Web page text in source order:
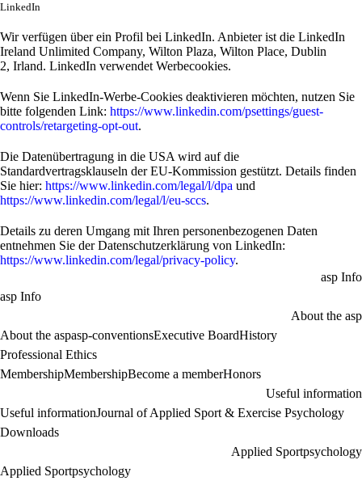
LinkedIn
Wir verfügen über ein Profil bei LinkedIn. Anbieter ist die LinkedIn
Ireland Unlimited Company, Wilton Plaza, Wilton Place, Dublin
2, Irland. LinkedIn verwendet Werbecookies.
Wenn Sie LinkedIn-Werbe-Cookies deaktivieren möchten, nutzen Sie
bitte folgenden Link: https://www.linkedin.com/psettings/guest-
controls/retargeting-opt-out.
Die Datenübertragung in die USA wird auf die
Standardvertragsklauseln der EU-Kommission gestützt. Details finden
Sie hier: https://www.linkedin.com/legal/l/dpa und
https://www.linkedin.com/legal/l/eu-sccs.
Details zu deren Umgang mit Ihren personenbezogenen Daten
entnehmen Sie der Datenschutzerklärung von LinkedIn:
https://www.linkedin.com/legal/privacy-policy.
asp Info
asp Info
About the asp
About the aspasp-conventionsExecutive BoardHistory
Professional Ethics
MembershipMembershipBecome a memberHonors
Useful information
Useful informationJournal of Applied Sport & Exercise Psychology
Downloads
Applied Sportpsychology
Applied Sportpsychology